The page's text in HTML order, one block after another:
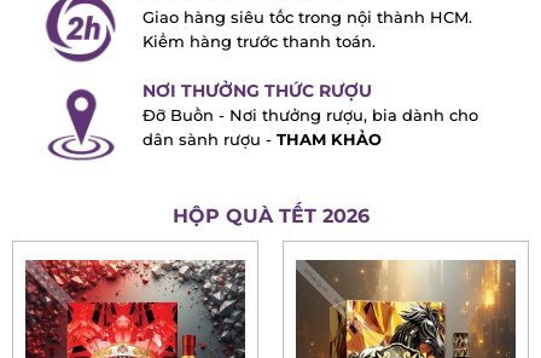
Giao hàng siêu tốc trong nội thành HCM.
Kiểm hàng trước thanh toán.
NƠI THƯỞNG THỨC RƯỢU
Đỡ Buồn - Nơi thưởng rượu, bia dành cho
dân sành rượu -
THAM KHẢO
HỘP QUÀ TẾT 2026